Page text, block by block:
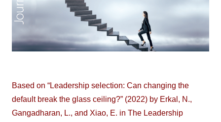
Based on “Leadership selection: Can changing the
default break the glass ceiling?” (2022) by Erkal, N.,
Gangadharan, L., and Xiao, E. in The Leadership